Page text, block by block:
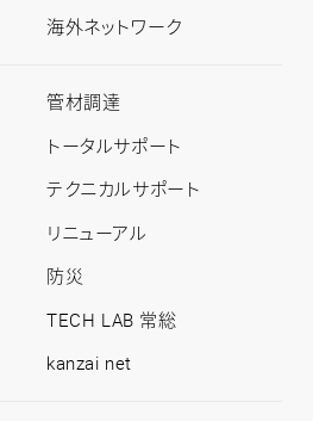
海外ネットワーク
事
紹
介
ッ
管材調達
トータルサポート
テクニカルサポート
リニューアル
防災
TECH LAB 常総
kanzai net